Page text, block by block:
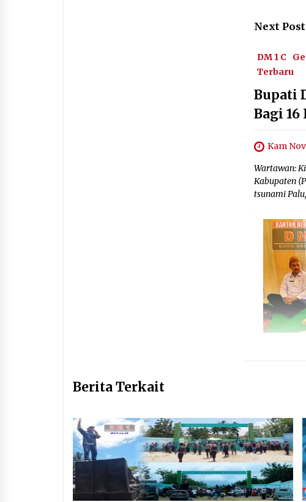
Next Post
DM 1 C
Terbaru
Bupati
Bagi
Kam
Wartawan:
Kabupaten
tsunami
Berita Terkait